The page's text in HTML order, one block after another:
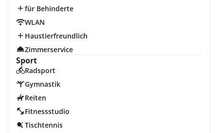
für Behinderte
WLAN
Haustierfreundlich
Zimmerservice
Sport
Radsport
Gymnastik
Reiten
Fitnessstudio
Tischtennis